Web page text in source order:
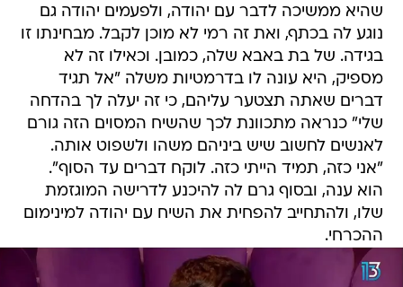
שהיא ממשיכה לדבר עם יהודה, ולפעמים יהודה גם
נוגע לה בכתף, ואת זה רמי לא מוכן לקבל. מבחינתו זו
בגידה. של בת באבא שלה, כמובן. וכאילו זה לא
מספיק, היא עונה לו בדרמטיות משלה "אל תגיד
דברים שאתה תצטער עליהם, כי זה יעלה לך בהדחה
שלי" כנראה מתכוונת לכך שהשיח המסוים הזה גורם
לאנשים לחשוב שיש ביניהם משהו ולשפוט אותה.
"אני כזה, תמיד הייתי כזה. לוקח דברים עד הסוף".
הוא ענה, ובסוף גרם לה להיכנע לדרישה המוגזמת
שלו, ולהתחייב להפחית את השיח עם יהודה למינימום
ההכרחי.